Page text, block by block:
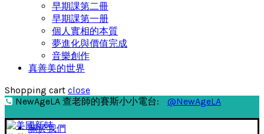
早期課第二冊
早期課第一册
個人實相的本質
夢進化與價值完成
音樂創作
真善美的世界
Shopping cart close
NewAgeLA 查老師的賽斯小小電台:
@NewAgeLA
關於我們